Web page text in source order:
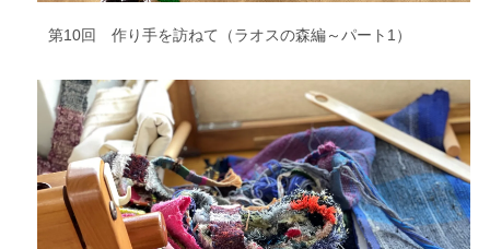
第10回 作り手を訪ねて（ラオスの森編～パート1）